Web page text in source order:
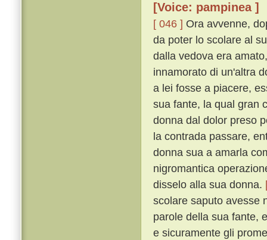
[Voice: pampinea ]
[ 046 ] Ora avvenne,
da poter lo scolare al
dalla vedova era
innamorato di un'altra
a lei fosse a piacere,
sua fante, la qual gran
donna dal dolor preso
la contrada passare,
donna sua a amarla
nigromantica
disselo alla sua donna.
scolare saputo avesse
parole della sua fante,
e sicuramente gli